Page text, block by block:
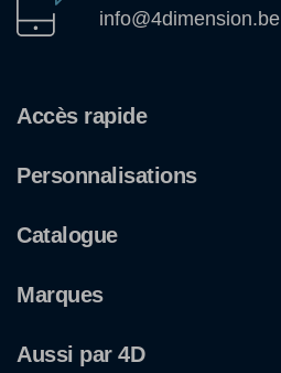
info@4dimension.be
Accès rapide
Personnalisations
Catalogue
Marques
Aussi par 4D